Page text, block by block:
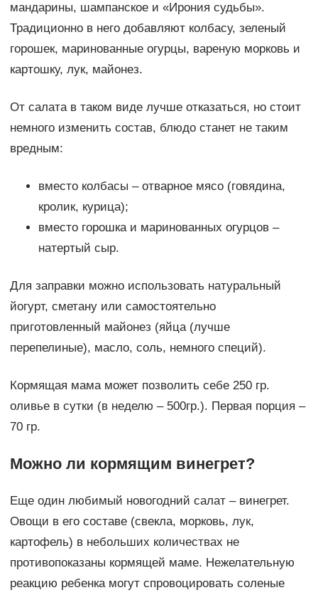
мандарины, шампанское и «Ирония судьбы».
Традиционно в него добавляют колбасу, зеленый
горошек, маринованные огурцы, вареную морковь и
картошку, лук, майонез.
От салата в таком виде лучше отказаться, но стоит
немного изменить состав, блюдо станет не таким
вредным:
вместо колбасы – отварное мясо (говядина,
кролик, курица);
вместо горошка и маринованных огурцов –
натертый сыр.
Для заправки можно использовать натуральный
йогурт, сметану или самостоятельно
приготовленный майонез (яйца (лучше
перепелиные), масло, соль, немного специй).
Кормящая мама может позволить себе 250 гр.
оливье в сутки (в неделю – 500гр.). Первая порция –
70 гр.
Можно ли кормящим винегрет?
Еще один любимый новогодний салат – винегрет.
Овощи в его составе (свекла, морковь, лук,
картофель) в небольших количествах не
противопоказаны кормящей маме. Нежелательную
реакцию ребенка могут спровоцировать соленые